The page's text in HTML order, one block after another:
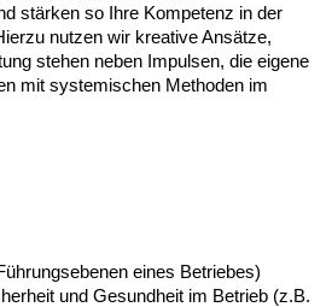
stärken so Ihre Kompetenz in der
nutzen wir kreative Ansätze,
stehen neben Impulsen, die eigene
mit systemischen Methoden im
eines Betriebes)
und Gesundheit im Betrieb (z.B.